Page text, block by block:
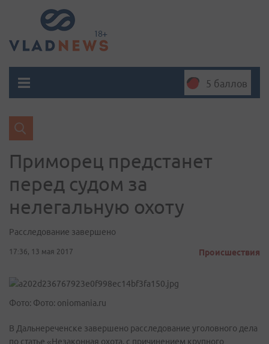
5 баллов
Приморец предстанет
перед судом за
нелегальную охоту
Расследование завершено
17:36, 13 мая 2017 Происшествия
Фото: Фото: oniomania.ru
В Дальнереченске завершено расследование уголовного дела
по статье «Незаконная охота, с причинением крупного